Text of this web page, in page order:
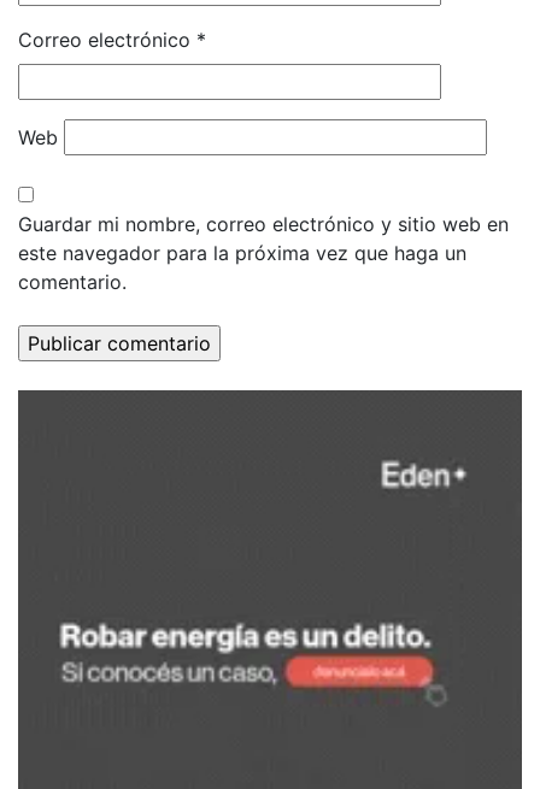
Correo electrónico *
Web
Guardar mi nombre, correo electrónico y sitio web en
este navegador para la próxima vez que haga un
comentario.